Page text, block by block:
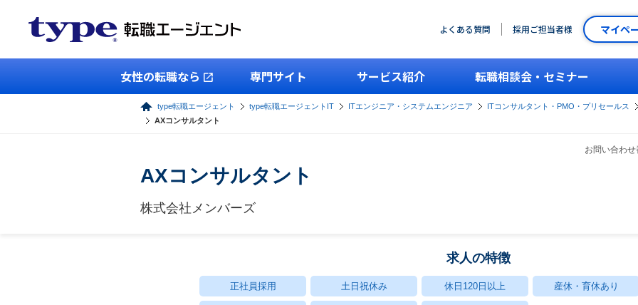
よくある質問 採用ご担当者様 マイペ
女性の転職なら 専門サイト サービス紹介 転職相談会・セミナー
type転職エージェント type転職エージェントIT ITエンジニア・システムエンジニア
ITコンサルタント・PMO・プリセールス
AXコンサルタント
お問い合わ
AXコンサルタント
株式会社メンバーズ
求人の特徴
正社員採用 土日祝休み 休日120日以上 産休・育休あり